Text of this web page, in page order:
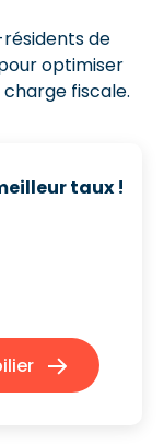
de
optimiser
fiscale.
taux !